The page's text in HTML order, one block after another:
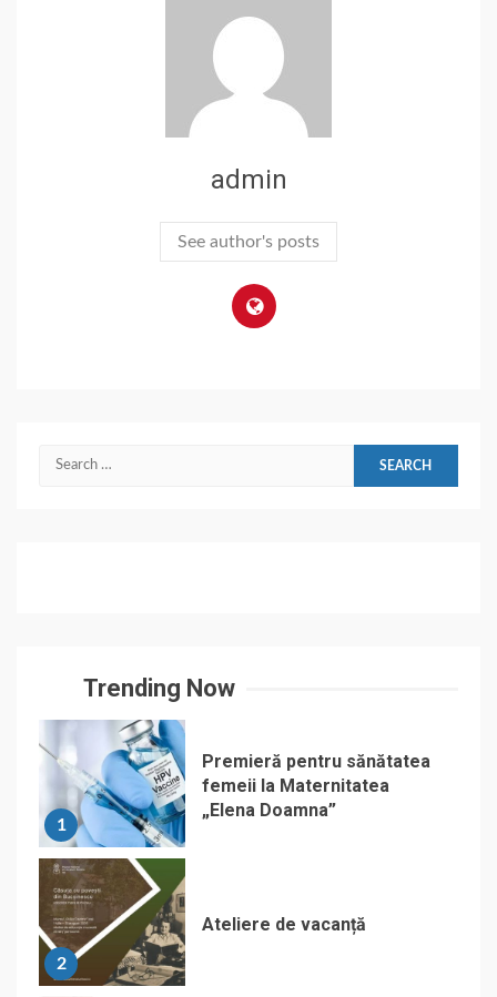
admin
See author's posts
Search
Trending Now
1
Premieră pentru sănătatea
femeii la Maternitatea
„Elena Doamna”
2
Ateliere de vacanță